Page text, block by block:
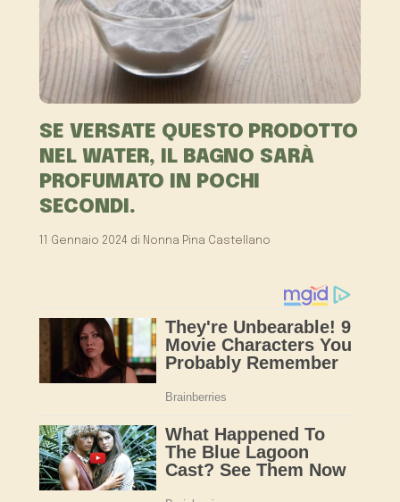
SE VERSATE QUESTO PRODOTTO
NEL WATER, IL BAGNO SARÀ
PROFUMATO IN POCHI
SECONDI.
11 Gennaio 2024 di Nonna Pina Castellano